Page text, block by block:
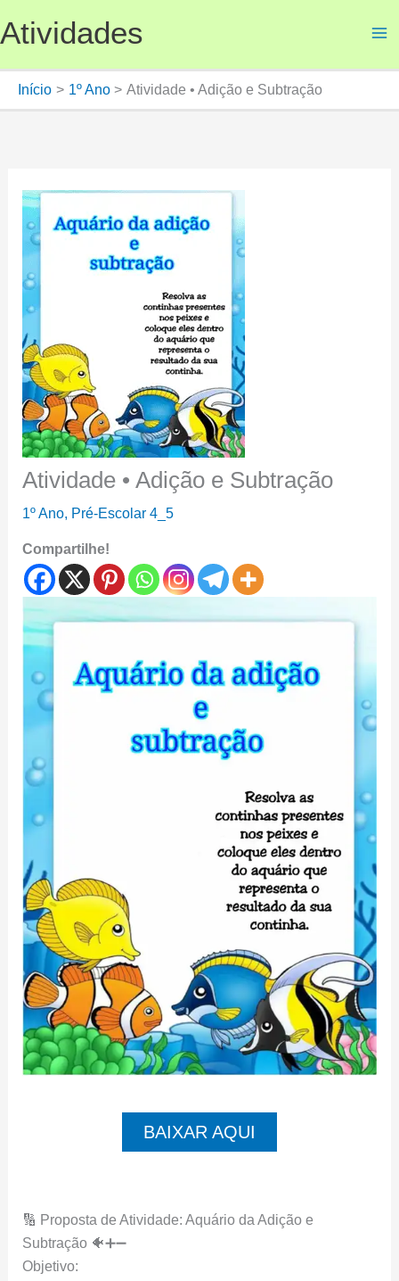
para
conteúdo
Atividades
Início 1º Ano Atividade • Adição e Subtração
Atividade • Adição e Subtração
1º Ano, Pré-Escolar 4_5
Compartilhe!
BAIXAR AQUI
🔢 Proposta de Atividade: Aquário da Adição e
Subtração 🐠➕➖
Objetivo: